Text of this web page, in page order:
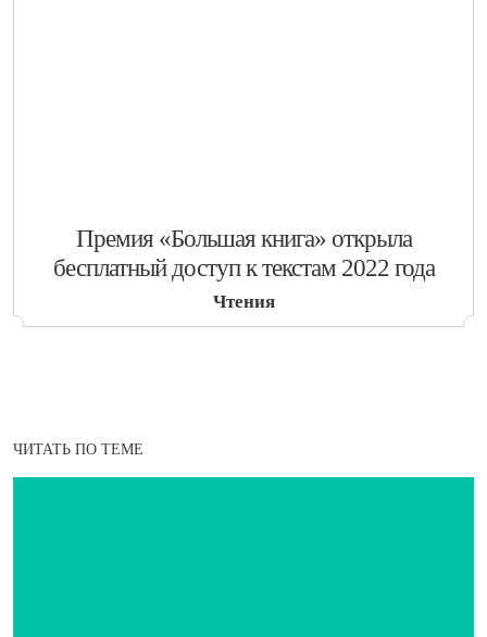
​Премия «Большая книга» открыла
бесплатный доступ к текстам 2022 года
Чтения
ЧИТАТЬ ПО ТЕМЕ